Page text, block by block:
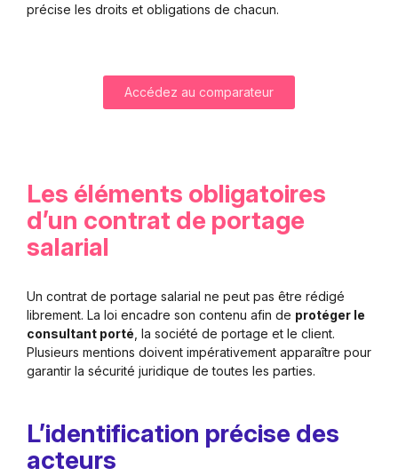
précise les droits et obligations de chacun.
Accédez au comparateur
Les éléments obligatoires
d’un contrat de portage
salarial
Un contrat de portage salarial ne peut pas être rédigé
librement. La loi encadre son contenu afin de protéger le
consultant porté , la société de portage et le client.
Plusieurs mentions doivent impérativement apparaître pour
garantir la sécurité juridique de toutes les parties.
L’identification précise des
acteurs